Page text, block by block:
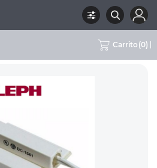
Carrito (0)
ALEPH